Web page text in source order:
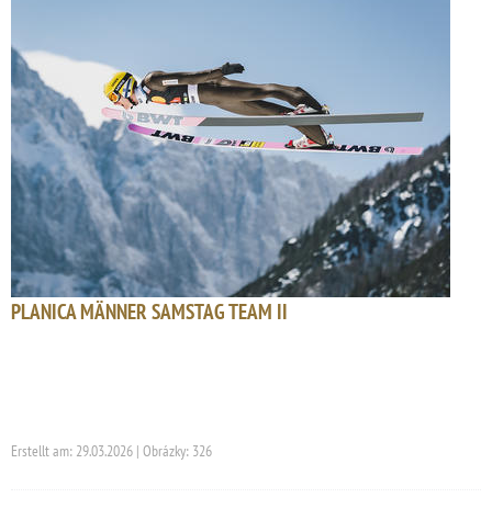
PLANICA MÄNNER SAMSTAG TEAM II
Erstellt am: 29.03.2026 | Obrázky: 326